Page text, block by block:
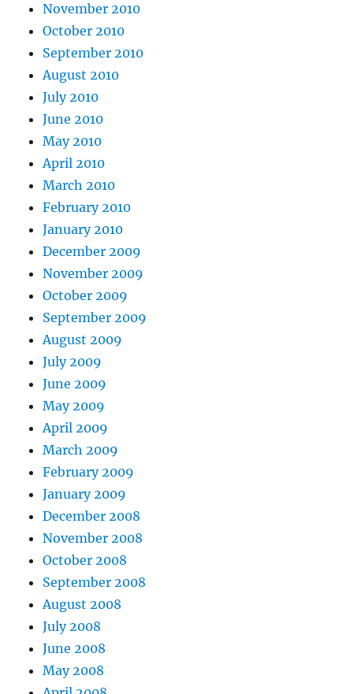
November 2010
October 2010
September 2010
August 2010
July 2010
June 2010
May 2010
April 2010
March 2010
February 2010
January 2010
December 2009
November 2009
October 2009
September 2009
August 2009
July 2009
June 2009
May 2009
April 2009
March 2009
February 2009
January 2009
December 2008
November 2008
October 2008
September 2008
August 2008
July 2008
June 2008
May 2008